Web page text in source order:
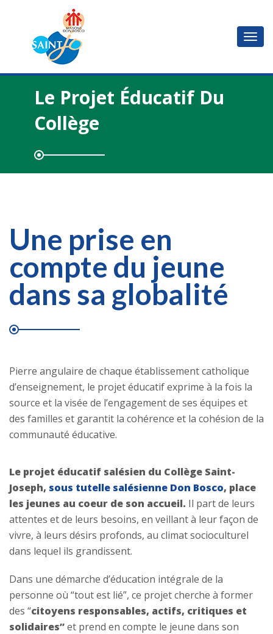
Le Projet Éducatif Du
Collège
Une prise en
compte du jeune
dans sa globalité
Pierre angulaire de chaque établissement catholique
d’enseignement, le projet éducatif exprime à la fois la
source et la visée de l’engagement de ses équipes et
des familles et garantit la cohérence et la cohésion de la
communauté éducative.
Le projet éducatif salésien du Collège Saint-
Joseph, sous tutelle salésienne Don Bosco, place
les jeunes au coeur de son accueil. Il part de leurs
attentes et de leurs besoins, en veillant à leur façon de
vivre, à leurs désirs profonds, au climat socioculturel
dans lequel ils grandissent.
Dans une démarche d’éducation intégrale de la
personne où “tout est lié”, ce projet cherche à former
des “citoyens responsables, actifs, critiques et
solidaires”et prend en compte le jeune dans son